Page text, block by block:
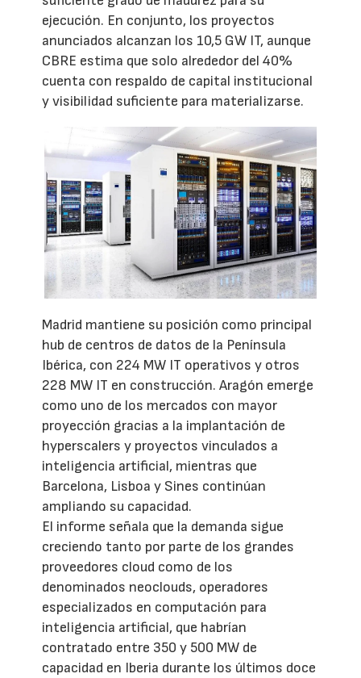
ejecución. En conjunto, los proyectos
anunciados alcanzan los 10,5 GW IT, aunque
CBRE estima que solo alrededor del 40%
cuenta con respaldo de capital institucional
y visibilidad suficiente para materializarse.
Madrid mantiene su posición como principal
hub de centros de datos de la Península
Ibérica, con 224 MW IT operativos y otros
228 MW IT en construcción. Aragón emerge
como uno de los mercados con mayor
proyección gracias a la implantación de
hyperscalers y proyectos vinculados a
inteligencia artificial, mientras que
Barcelona, Lisboa y Sines continúan
ampliando su capacidad.
El informe señala que la demanda sigue
creciendo tanto por parte de los grandes
proveedores cloud como de los
denominados neoclouds, operadores
especializados en computación para
inteligencia artificial, que habrían
contratado entre 350 y 500 MW de
capacidad en Iberia durante los últimos doce